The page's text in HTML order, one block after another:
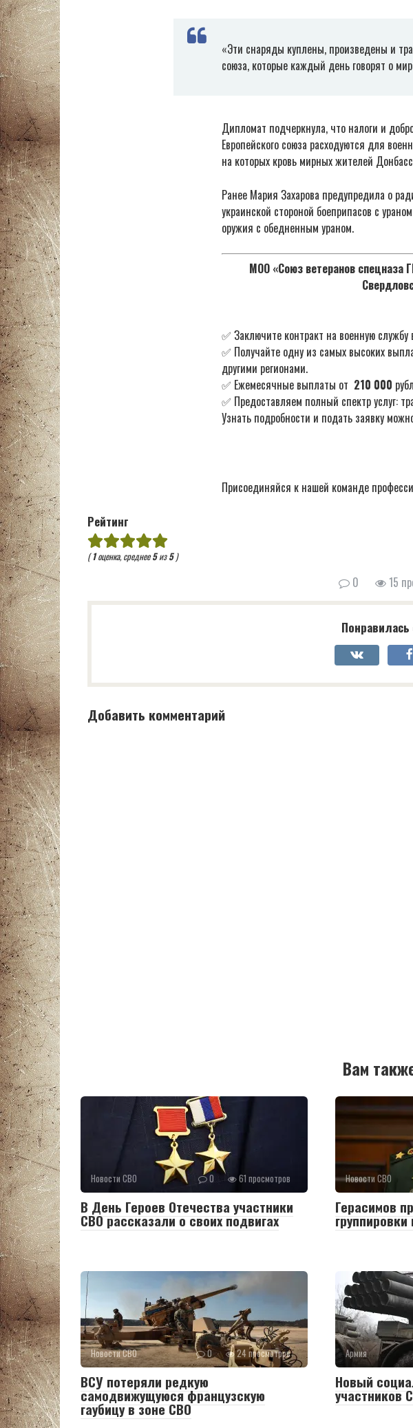
«Эти снаряды куплены, произведены и
союза, которые каждый день говорят о
Дипломат подчеркнула, что налоги и
Европейского союза расходуются для
на которых кровь мирных жителей
Ранее Мария Захарова предупредила о
украинской стороной боеприпасов с
оружия с обедненным ураном.
МОО «Союз ветеранов
✅ Заключите контракт на военную
✅ Получайте одну из самых высоких
другими регионами.
✅ Ежемесячные выплаты от 210 000
✅ Предоставляем полный спектр услуг:
Узнать подробности и подать заявку
Присоединяйся к нашей команде
Рейтинг
(1оценка, среднее5из5)
0 15
Добавить комментарий
Вам
Новости СВО 0 61 просмотров
В День Героев Отечества участники
СВО рассказали о своих подвигах
Новости СВО
Герасимов
Новости СВО 0 24 просмотров
ВСУ потеряли редкую
самодвижущуюся французскую
гаубицу в зоне СВО
Армия
Новый
участников